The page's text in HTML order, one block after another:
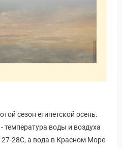
сезон египетской осень.
температура воды и воздуха
28С, а вода в Красном Море